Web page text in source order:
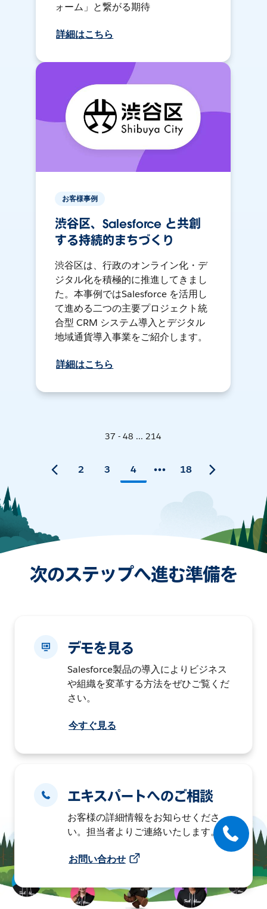
ォーム」と繋がる期待
詳細はこちら
お客様事例
渋谷区、Salesforce と共創
する持続的まちづくり
渋谷区は、行政のオンライン化・デ
ジタル化を積極的に推進してきまし
た。本事例ではSalesforce を活用し
て進める二つの主要プロジェクト統
合型 CRM システム導入とデジタル
地域通貨導入事業をご紹介します。
詳細はこちら
37 - 48 ... 214
2 3 4 18
次のステップへ進む準備を
デモを見る
Salesforce製品の導入によりビジネス
や組織を変革する方法をぜひご覧くだ
さい。
今すぐ見る
エキスパートへのご相談
お客様の詳細情報をお知らせくださ
い。担当者よりご連絡いたします。
お問い合わせ